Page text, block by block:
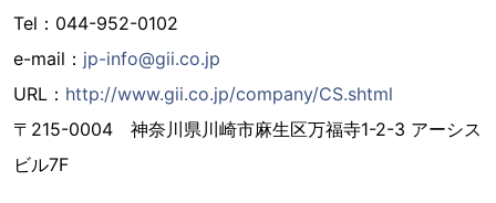
Tel：044-952-0102
e-mail： jp-info@gii.co.jp
URL： http://www.gii.co.jp/company/CS.shtml
〒215-0004 神奈川県川崎市麻生区万福寺1-2-3 アーシス
ビル7F